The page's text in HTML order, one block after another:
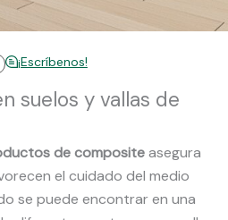
¡Escríbenos!
suelos y vallas de
de compositeasegura
el cuidado del medio
se puede encontrar en una